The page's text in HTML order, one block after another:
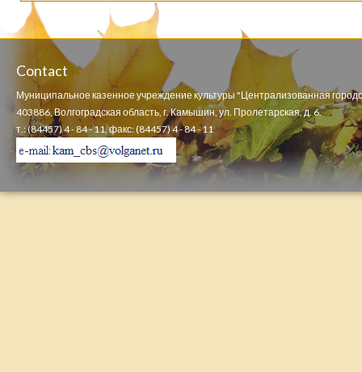
Contact
Муниципальное казенное учреждение культуры "Централизованная
403886, Волгоградская область, г. Камышин, ул. Пролетарская, д. 6.
т.: (84457) 4 - 84 - 11, факс: (84457) 4 - 84 - 11